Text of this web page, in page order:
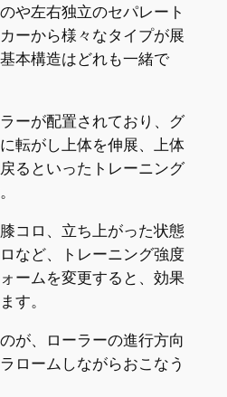
や左右独立のセパレート
ーから様々なタイプが展
本構造はどれも一緒で
ーが配置されており、グ
転がし上体を伸展、上体
るといったトレーニング
コロ、立ち上がった状態
など、トレーニング強度
ームを変更すると、効果
す。
が、ローラーの進行方向
ロームしながらおこなう